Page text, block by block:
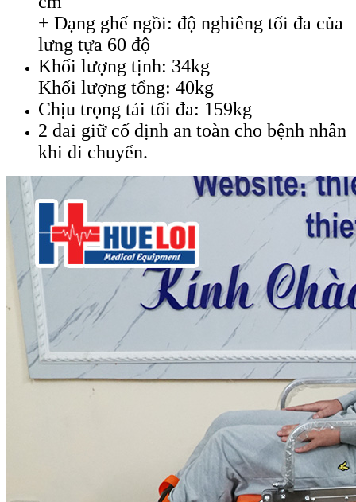
+ Dạng ghế ngồi: độ nghiêng tối đa của
lưng tựa 60 độ
Khối lượng tịnh: 34kg
Khối lượng tổng: 40kg
Chịu trọng tải tối đa: 159kg
2 đai giữ cố định an toàn cho bệnh nhân
khi di chuyển.